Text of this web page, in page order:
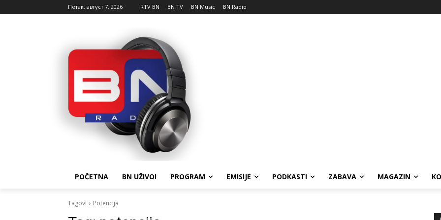
Петак, август 7, 2026 RTV BN BN TV BN Music BN Radio
POČETNA BN UŽIVO! PROGRAM EMISIJE PODKASTI ZABAVA MAGAZIN
Tagovi Potencija